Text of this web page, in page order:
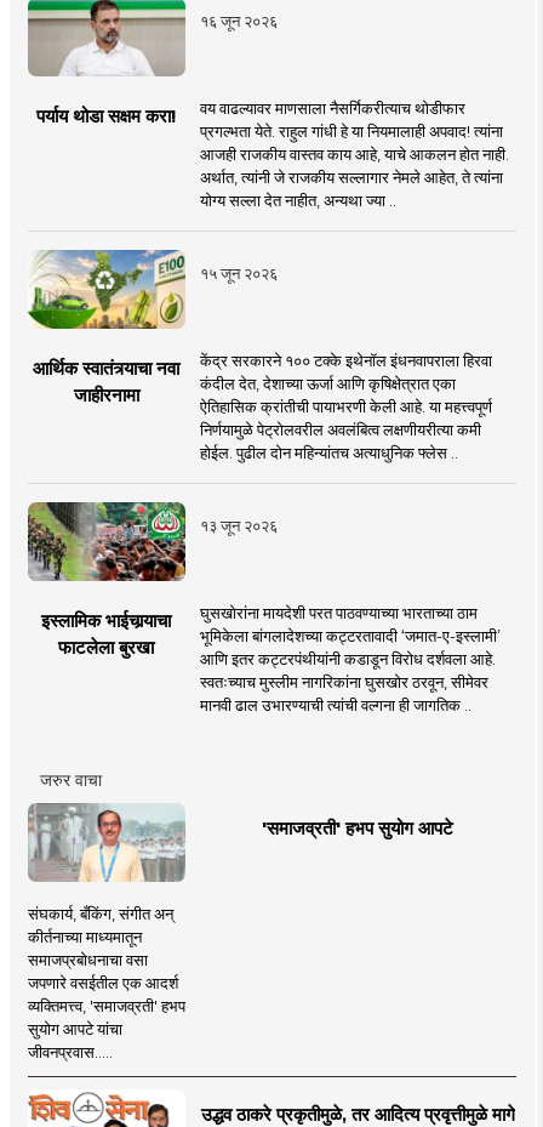
१६ जून २०२६
पर्याय थोडा सक्षम करा!
वय वाढल्यावर माणसाला नैसर्गिकरीत्याच थोडीफार
प्रगल्भता येते. राहुल गांधी हे या नियमालाही अपवाद! त्यांना
आजही राजकीय वास्तव काय आहे, याचे आकलन होत नाही.
अर्थात, त्यांनी जे राजकीय सल्लागार नेमले आहेत, ते त्यांना
योग्य सल्ला देत नाहीत, अन्यथा ज्या ..
१५ जून २०२६
आर्थिक स्वातंत्र्याचा नवा
जाहीरनामा
केंद्र सरकारने १०० टक्के इथेनॉल इंधनवापराला हिरवा
कंदील देत, देशाच्या ऊर्जा आणि कृषिक्षेत्रात एका
ऐतिहासिक क्रांतीची पायाभरणी केली आहे. या महत्त्वपूर्ण
निर्णयामुळे पेट्रोलवरील अवलंबित्व लक्षणीयरीत्या कमी
होईल. पुढील दोन महिन्यांतच अत्याधुनिक फ्लेस ..
१३ जून २०२६
इस्लामिक भाईचार्‍याचा
फाटलेला बुरखा
घुसखोरांना मायदेशी परत पाठवण्याच्या भारताच्या ठाम
भूमिकेला बांगलादेशच्या कट्टरतावादी ‘जमात-ए-इस्लामी’
आणि इतर कट्टरपंथीयांनी कडाडून विरोध दर्शवला आहे.
स्वतःच्याच मुस्लीम नागरिकांना घुसखोर ठरवून, सीमेवर
मानवी ढाल उभारण्याची त्यांची वल्गना ही जागतिक ..
जरुर वाचा
'समाजव्रती' हभप सुयोग आपटे
संघकार्य, बँकिंग, संगीत अन्
कीर्तनाच्या माध्यमातून
समाजप्रबोधनाचा वसा
जपणारे वसईतील एक आदर्श
व्यक्तिमत्त्व, 'समाजव्रती' हभप
सुयोग आपटे यांचा
जीवनप्रवास.....
उद्धव ठाकरे प्रकृतीमुळे, तर आदित्य प्रवृत्तीमुळे मागे